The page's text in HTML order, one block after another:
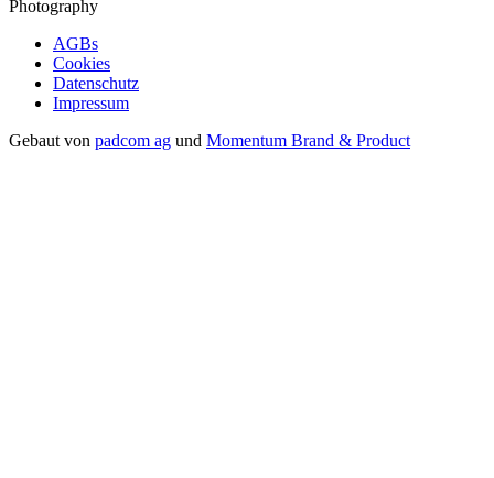
Photography
AGBs
Cookies
Datenschutz
Impressum
Gebaut von padcom ag und Momentum Brand & Product